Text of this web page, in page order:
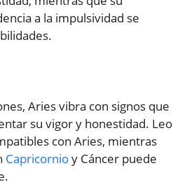
a la impulsividad se
Aries vibra con signos que
su vigor y honestidad. Leo
con Aries, mientras
Capricornioy Cáncer puede